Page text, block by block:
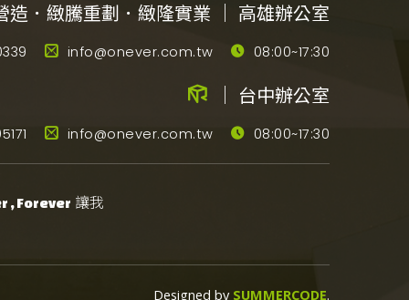
造．緻騰重劃．緻隆實業 ｜ 高雄辦公室
info@onever.com.tw 08:00~17:30
｜ 台中辦公室
info@onever.com.tw 08:00~17:30
, Forever 讓我
Designed by SUMMERCODE.